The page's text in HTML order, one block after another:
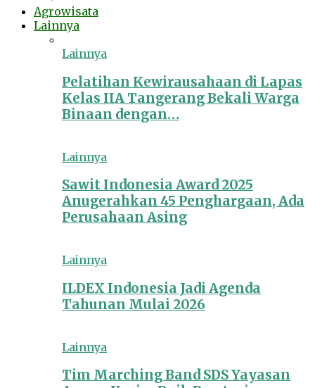
Agrowisata
Lainnya
Lainnya
Pelatihan Kewirausahaan di Lapas
Kelas IIA Tangerang Bekali Warga
Binaan dengan…
Lainnya
Sawit Indonesia Award 2025
Anugerahkan 45 Penghargaan, Ada
Perusahaan Asing
Lainnya
ILDEX Indonesia Jadi Agenda
Tahunan Mulai 2026
Lainnya
Tim Marching Band SDS Yayasan